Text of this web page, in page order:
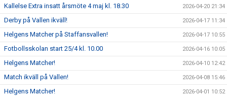
Kallelse Extra insatt årsmöte 4 maj kl. 18.30 2026-04-20 21:34
Derby på Vallen ikväll! 2026-04-17 11:34
Helgens Matcher på Staffansvallen! 2026-04-17 10:55
Fotbollsskolan start 25/4 kl. 10.00 2026-04-16 10:05
Helgens Matcher! 2026-04-10 12:42
Match ikväll på Vallen! 2026-04-08 15:46
Helgens Matcher! 2026-04-01 10:52